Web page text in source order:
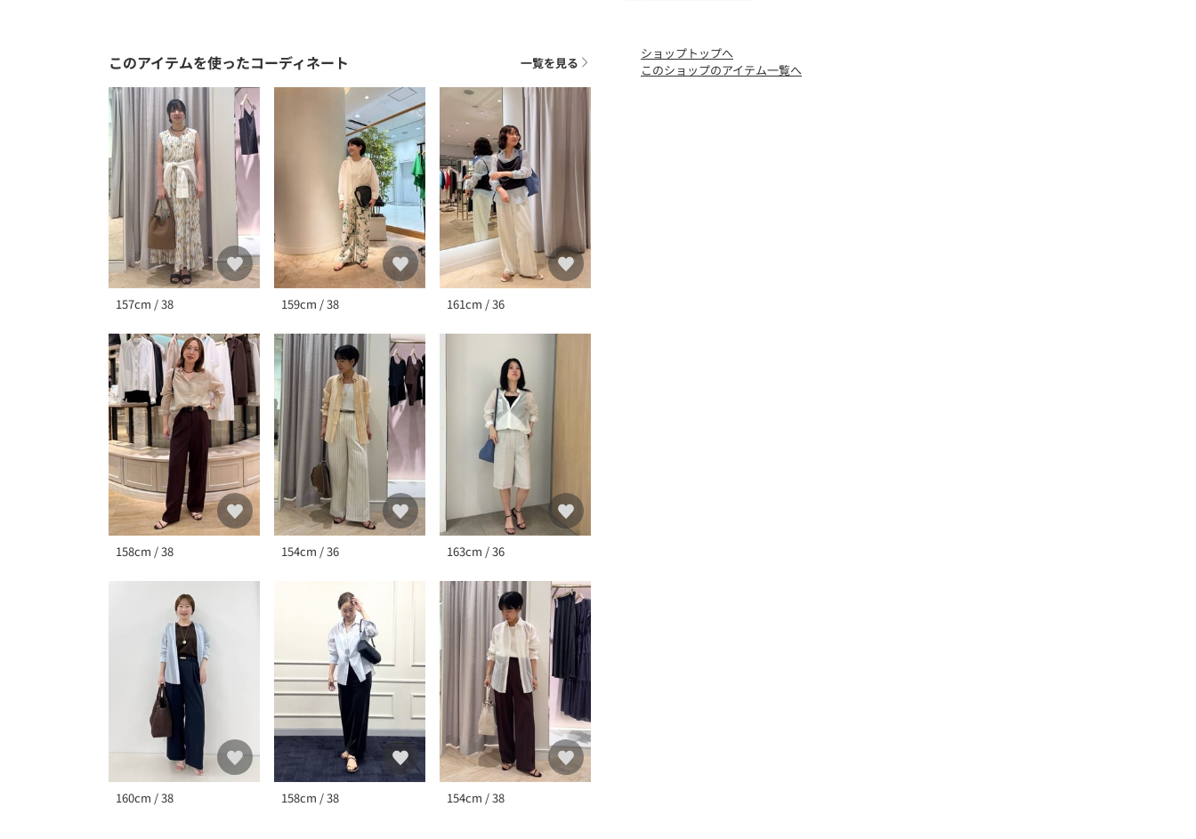
このアイテムを使ったコーディネート 一覧を見る
157cm / 38 159cm / 38 161cm / 36
158cm / 38 154cm / 36 163cm / 36
160cm / 38 158cm / 38 154cm / 38
ショップトップへ
このショップのアイテム一覧へ